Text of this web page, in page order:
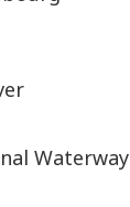
Waterway